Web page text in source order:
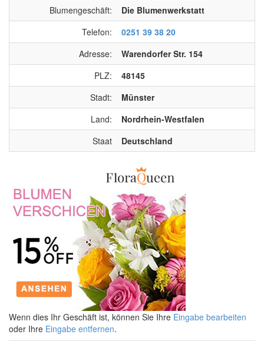
Blumengeschäft:
Die Blumenwerkstatt
Telefon:
0251 39 38 20
Adresse:
Warendorfer Str. 154
PLZ:
48145
Stadt:
Münster
Land:
Nordrhein-Westfalen
Staat
Deutschland
Wenn dies Ihr Geschäft ist, können Sie Ihre Eingabe bearbeiten
oder Ihre Eingabe entfernen.